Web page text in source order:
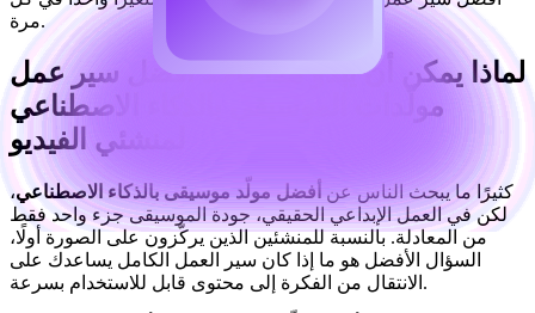
مرة.
لماذا يمكن أن يبدو هذا كأحد أفضل سير عمل
مولّدات الموسيقى بالذكاء الاصطناعي
لمنشئي الفيديو
كثيرًا ما يبحث الناس عن أفضل مولّد موسيقى بالذكاء الاصطناعي،
لكن في العمل الإبداعي الحقيقي، جودة الموسيقى جزء واحد فقط
من المعادلة. بالنسبة للمنشئين الذين يركّزون على الصورة أولًا،
السؤال الأفضل هو ما إذا كان سير العمل الكامل يساعدك على
الانتقال من الفكرة إلى محتوى قابل للاستخدام بسرعة.